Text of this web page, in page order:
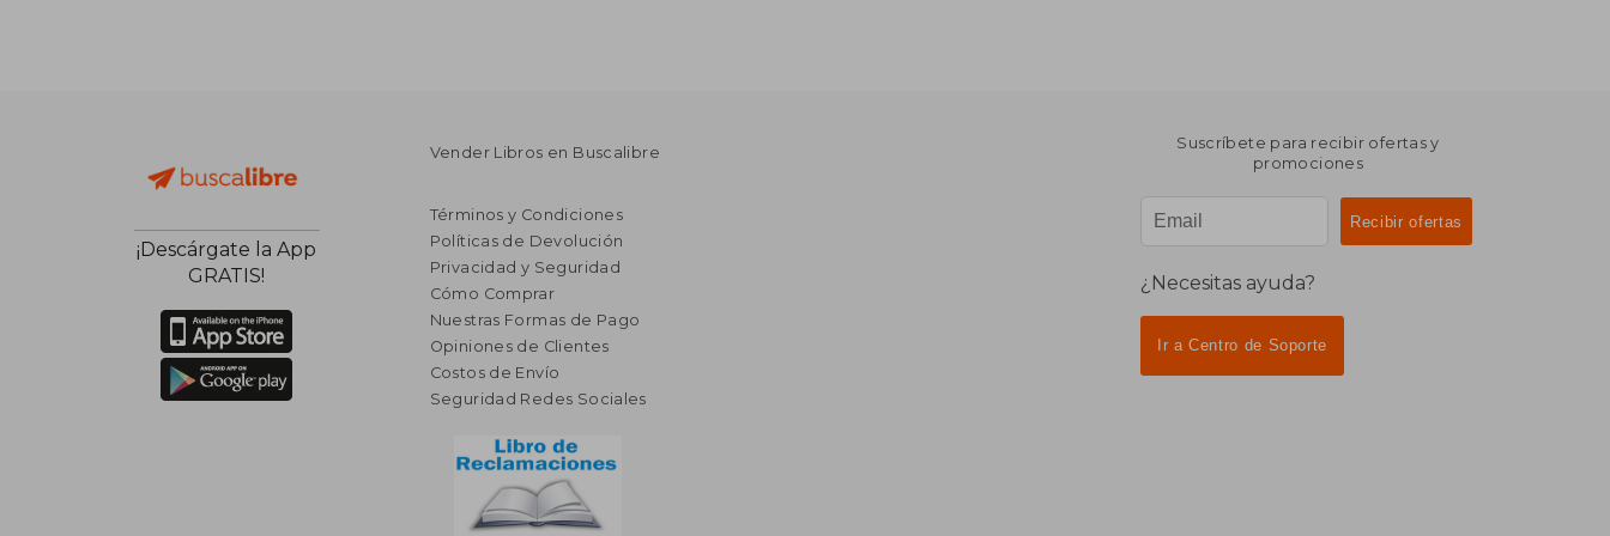
¡Descárgate la App
GRATIS!
Vender Libros en Buscalibre
Términos y Condiciones
Políticas de Devolución
Privacidad y Seguridad
Cómo Comprar
Nuestras Formas de Pago
Opiniones de Clientes
Costos de Envío
Seguridad Redes Sociales
Suscríbete para recibir ofertas y
promociones
¿Necesitas ayuda?
Ir a Centro de Soporte